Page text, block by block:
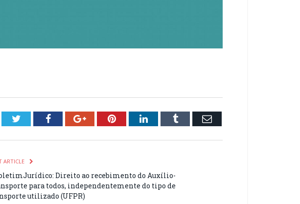
TwitterFacebookGoogle+PinterestLinkedInTumblr Email
ARTICLE
Direito ao recebimento do Auxílio-
para todos, independentemente do tipo de
utilizado (UFPR)